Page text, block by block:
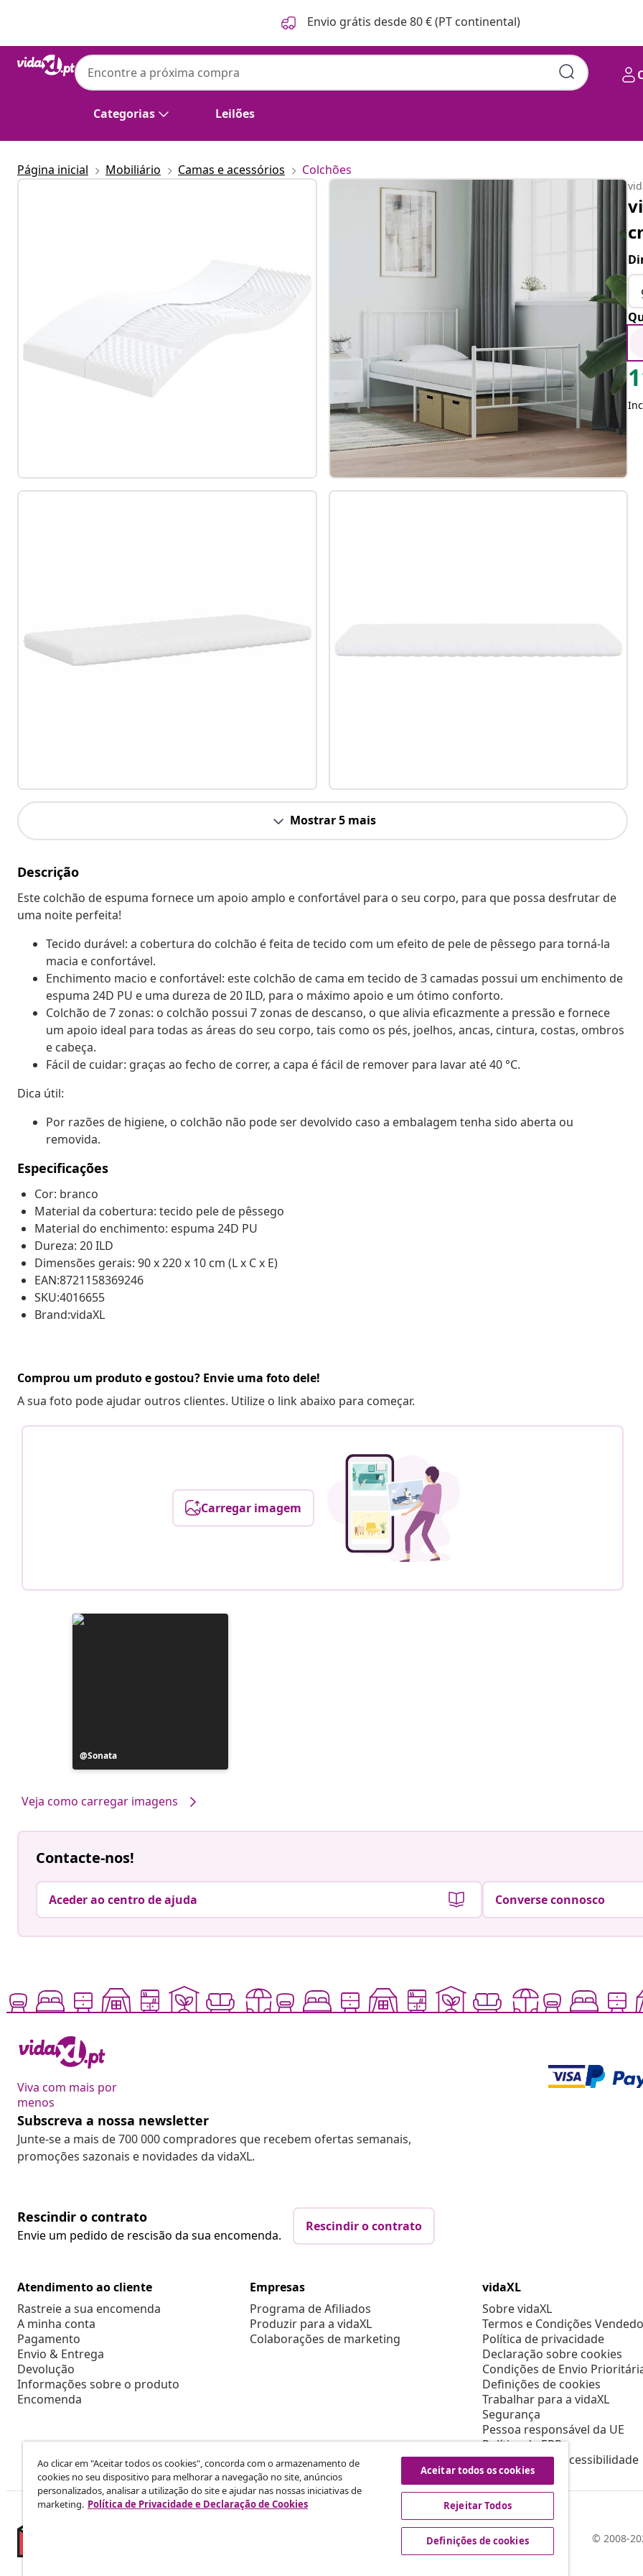
Envio grátis desde 80 € (PT continental)
Categorias Leilões
Página inicial Mobiliário Camas e acessórios Colchões
Mostrar 5 mais
Descrição
Este colchão de espuma fornece um apoio amplo e confortável para o seu corpo, para que possa desfrutar de
uma noite perfeita!
Tecido durável: a cobertura do colchão é feita de tecido com um efeito de pele de pêssego para torná-la
macia e confortável.
Enchimento macio e confortável: este colchão de cama em tecido de 3 camadas possui um enchimento de
espuma 24D PU e uma dureza de 20 ILD, para o máximo apoio e um ótimo conforto.
Colchão de 7 zonas: o colchão possui 7 zonas de descanso, o que alivia eficazmente a pressão e fornece
um apoio ideal para todas as áreas do seu corpo, tais como os pés, joelhos, ancas, cintura, costas, ombros
e cabeça.
Fácil de cuidar: graças ao fecho de correr, a capa é fácil de remover para lavar até 40 °C.
Dica útil:
Por razões de higiene, o colchão não pode ser devolvido caso a embalagem tenha sido aberta ou
removida.
Especificações
Cor: branco
Material da cobertura: tecido pele de pêssego
Material do enchimento: espuma 24D PU
Dureza: 20 ILD
Dimensões gerais: 90 x 220 x 10 cm (L x C x E)
EAN:8721158369246
SKU:4016655
Brand:vidaXL
Comprou um produto e gostou? Envie uma foto dele!
A sua foto pode ajudar outros clientes. Utilize o link abaixo para começar.
Carregar imagem
Postagem
publicada
Sonata
Veja como carregar imagens
Contacte-nos!
Aceder ao centro de ajuda Converse connosco
Viva com mais por
menos
Subscreva a nossa newsletter
Junte-se a mais de 700 000 compradores que recebem ofertas semanais,
promoções sazonais e novidades da vidaXL.
Rescindir o contrato
Envie um pedido de rescisão da sua encomenda.
Rescindir o contrato
Atendimento ao cliente
Rastreie a sua encomenda
A minha conta
Pagamento
Envio & Entrega
Devolução
Informações sobre o produto
Encomenda
Empresas
Programa de Afiliados
Produzir para a vidaXL
Colaborações de marketing
vidaXL
Sobre vidaXL
Termos e Condições
Política de privacidade
Declaração sobre cookies
Condições de Envio
Definições de cookies
Trabalhar para a vidaXL
Segurança
Pessoa responsável da UE
Política de EPR
Declaração de acessibilidade
© 2008-
Ao clicar em "Aceitar todos os cookies", concorda com o armazenamento de
cookies no seu dispositivo para melhorar a navegação no site, anúncios
personalizados, analisar a utilização do site e ajudar nas nossas iniciativas de
marketing. Política de Privacidade e Declaração de Cookies
Aceitar todos os cookies
Rejeitar Todos
Definições de cookies